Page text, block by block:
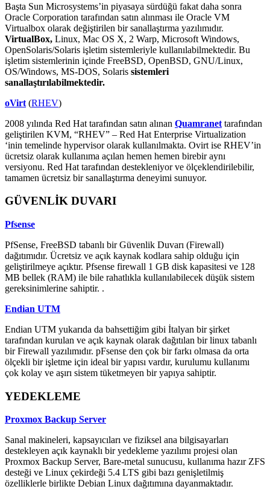
Başta Sun Microsystems’in piyasaya sürdüğü fakat daha sonra
Oracle Corporation tarafından satın alınması ile Oracle VM
Virtualbox olarak değiştirilen bir sanallaştırma yazılımıdır.
VirtualBox, Linux, Mac OS X, 2 Warp, Microsoft Windows,
OpenSolaris/Solaris işletim sistemleriyle kullanılabilmektedir. Bu
işletim sistemlerinin içinde FreeBSD, OpenBSD, GNU/Linux,
OS/Windows, MS-DOS, Solaris sistemleri
sanallaştırılabilmektedir.
oVirt (RHEV)
2008 yılında Red Hat tarafından satın alınan Quamranet tarafından
geliştirilen KVM, “RHEV” – Red Hat Enterprise Virtualization
‘inin temelinde hypervisor olarak kullanılmakta. Ovirt ise RHEV’in
ücretsiz olarak kullanıma açılan hemen hemen birebir aynı
versiyonu. Red Hat tarafından destekleniyor ve ölçeklendirilebilir,
tamamen ücretsiz bir sanallaştırma deneyimi sunuyor.
GÜVENLİK DUVARI
Pfsense
PfSense, FreeBSD tabanlı bir Güvenlik Duvarı (Firewall)
dağıtımıdır. Ücretsiz ve açık kaynak kodlara sahip olduğu için
geliştirilmeye açıktır. Pfsense firewall 1 GB disk kapasitesi ve 128
MB bellek (RAM) ile bile rahatlıkla kullanılabilecek düşük sistem
gereksinimlerine sahiptir. .
Endian UTM
Endian UTM yukarıda da bahsettiğim gibi İtalyan bir şirket
tarafından kurulan ve açık kaynak olarak dağıtılan bir linux tabanlı
bir Firewall yazılımıdır. pFsense den çok bir farkı olmasa da orta
ölçekli bir işletme için ideal bir yapısı vardır, kurulumu kullanımı
çok kolay ve aşırı sistem tüketmeyen bir yapıya sahiptir.
YEDEKLEME
Proxmox Backup Server
Sanal makineleri, kapsayıcıları ve fiziksel ana bilgisayarları
destekleyen açık kaynaklı bir yedekleme yazılımı projesi olan
Proxmox Backup Server, Bare-metal sunucusu, kullanıma hazır ZFS
desteği ve Linux çekirdeği 5.4 LTS gibi bazı genişletilmiş
özelliklerle birlikte Debian Linux dağıtımına dayanmaktadır.